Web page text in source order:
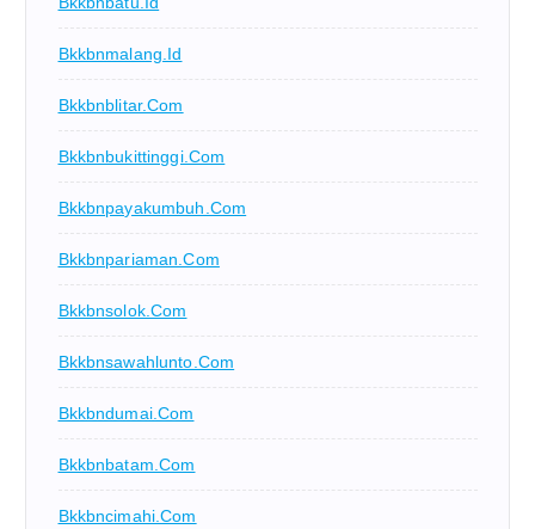
Bkkbnmalang.id
Bkkbnblitar.com
Bkkbnbukittinggi.com
Bkkbnpayakumbuh.com
Bkkbnpariaman.com
Bkkbnsolok.com
Bkkbnsawahlunto.com
Bkkbndumai.com
Bkkbnbatam.com
Bkkbncimahi.com